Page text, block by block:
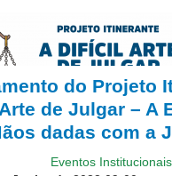
de Autos
de Redação
dos magistrados
Interno
do Projeto
de Julgar – A
dadas com a
Eventos Institucionais